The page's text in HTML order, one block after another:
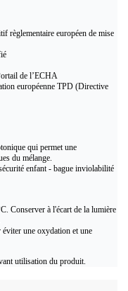
règlementaire européen de mise
de l’ECHA
européenne TPD (Directive
qui permet une
du mélange.
enfant - bague inviolabilité
Conserver à l'écart de la lumière
une oxydation et une
utilisation du produit.